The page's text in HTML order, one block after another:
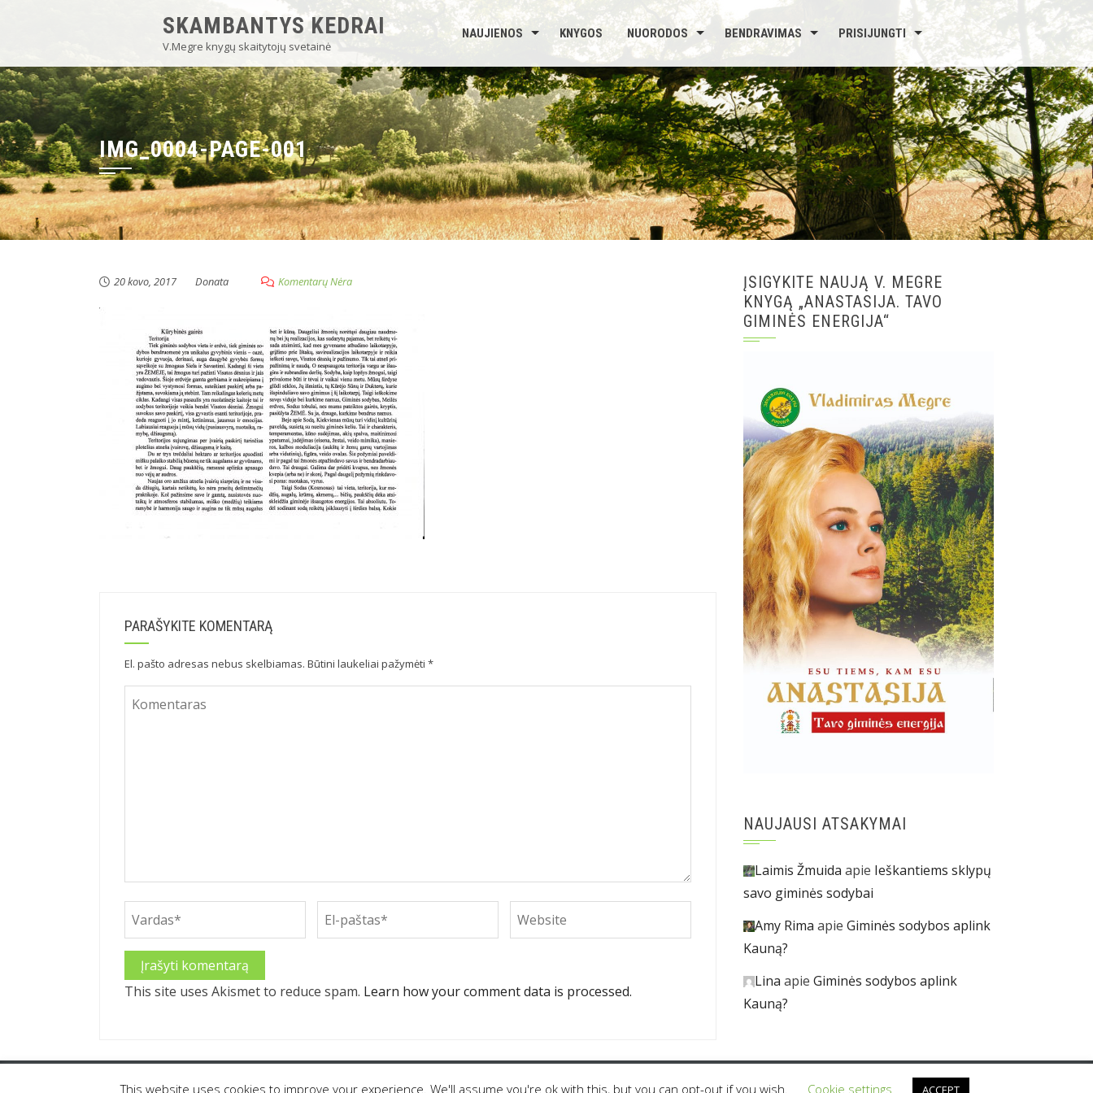
SKAMBANTYS KEDRAI
V.Megre knygų skaitytojų svetainė
NAUJIENOS KNYGOS NUORODOS BENDRAVIMAS PRISIJUNGTI
IMG_0004-PAGE-001
20 kovo, 2017 Donata Komentarų Nėra
PARAŠYKITE KOMENTARĄ
El. pašto adresas nebus skelbiamas. Būtini laukeliai pažymėti *
Alternative:
This site uses Akismet to reduce spam. Learn how your comment data is processed.
ĮSIGYKITE NAUJĄ V. MEGRE
KNYGĄ „ANASTASIJA. TAVO
GIMINĖS ENERGIJA“
NAUJAUSI ATSAKYMAI
Laimis Žmuida apie Ieškantiems sklypų
savo giminės sodybai
Amy Rima apie Giminės sodybos aplink
Kauną?
Lina apie Giminės sodybos aplink
Kauną?
© 2016 anastasija.lt |projektą remia -Amber Tribe
This website uses cookies to improve your experience. We'll assume you're ok with this, but you can opt-out if you wish. Cookie settings ACCEPT